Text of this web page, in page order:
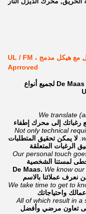
55 KW Fire Pump Engine وقود الديزل مع هيكل مدمج ، UL / FM
Aprroved
De Maas 55KW Fire Pump Pump Diesel Engine لجميع أنواع
We translate
رغباتك إلى محرك إطفاء
Not only technical
لا يمكن تحقيق المتطلبات
الرغبات المتعلقة
Our personal touch
لمستنا الشخصية
We know
نعرف عملائنا بالاسم
We take time to get to
واحتياجاتك
All of which result in a
تعاون مرضي وأفضل